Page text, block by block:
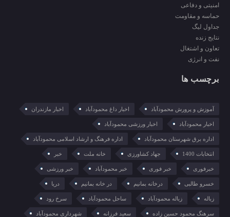
امنیتی و دفاعی
حماسه و مقاومت
جداول لیگ
نتایج زنده
تعاون و اشتغال
نفت و انرژی
برچسب ها
آموزش و پرورش محمودآباد اخبار داغ محمودآباد اخبار مازندران
اخبار محمودآباد اخبار ورزشی محمودآباد
اداره برق شهرستان محمودآباد اداره فرهنگ و ارشاد اسلامی محمودآباد
انتخابات 1400 جهاد کشاورزی خانه ملت خبر
خبرفوری خبر فوری خبر محمودآباد خبر ورزشی
خسرو طالبی درخانه بمانیم در خانه بمانیم دریا
زباله زباله محمودآباد ساحل محمودآباد سرخ رود
سرهنگ محمود حسین زاده سعید فرزانه شهرداری محمودآباد